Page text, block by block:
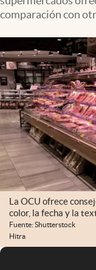
comparación con
La OCU ofrece
color, la fecha y la
Fuente: Shutterstock
Hitra